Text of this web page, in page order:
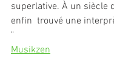
superlative. À un siècle
enfin  trouvé une
"
Musikzen